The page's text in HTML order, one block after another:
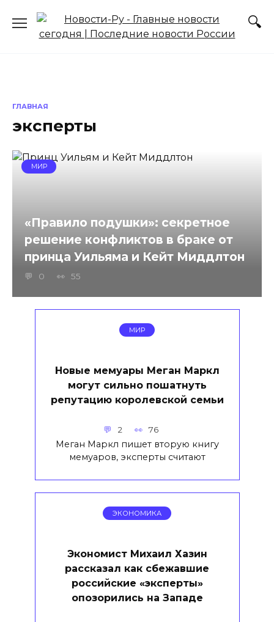
содержанию
ГЛАВНАЯ
эксперты
МИР
«Правило подушки»: секретное
решение конфликтов в браке от
принца Уильяма и Кейт Миддлтон
0 55
МИР
Новые мемуары Меган Маркл
могут сильно пошатнуть
репутацию королевской семьи
2 76
Меган Маркл пишет вторую книгу
мемуаров, эксперты считают
ЭКОНОМИКА
Экономист Михаил Хазин
рассказал как сбежавшие
российские «эксперты»
опозорились на Западе